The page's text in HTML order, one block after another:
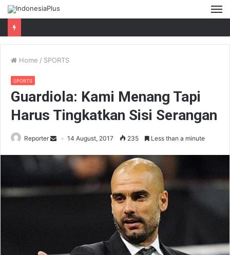
Home / SPORTS
SPORTS
Guardiola: Kami Menang Tapi
Harus Tingkatkan Sisi Serangan
Reporter 14 August, 2017 235 Less than a minute